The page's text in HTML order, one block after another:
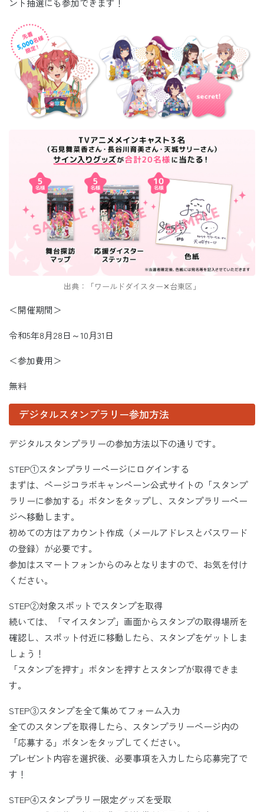
ント抽選にも参加できます！
出典：「ワールドダイスター✕台東区」
＜開催期間＞
令和5年8月28日～10月31日
＜参加費用＞
無料
デジタルスタンプラリー参加方法
デジタルスタンプラリーの参加方法以下の通りです。
STEP①スタンプラリーページにログインする
まずは、ページコラボキャンペーン公式サイトの「スタンプ
ラリーに参加する」ボタンをタップし、スタンプラリーペー
ジへ移動します。
初めての方はアカウント作成（メールアドレスとパスワード
の登録）が必要です。
参加はスマートフォンからのみとなりますので、お気を付け
ください。
STEP②対象スポットでスタンプを取得
続いては、「マイスタンプ」画面からスタンプの取得場所を
確認し、スポット付近に移動したら、スタンプをゲットしま
しょう！
「スタンプを押す」ボタンを押すとスタンプが取得できま
す。
STEP③スタンプを全て集めてフォーム入力
全てのスタンプを取得したら、スタンプラリーページ内の
「応募する」ボタンをタップしてください。
プレゼント内容を選択後、必要事項を入力したら応募完了で
す！
STEP④スタンプラリー限定グッズを受取